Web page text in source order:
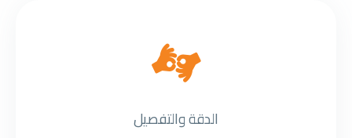
الدقة والتفصيل